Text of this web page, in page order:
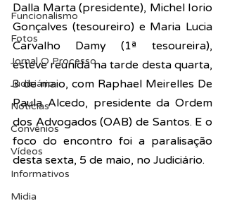
Funcionalismo
Fotos
Jornal O Processo
Judiciário
Notícias
Convênios
Vídeos
Informativos
Midia
Dalla Marta (presidente), Michel Iorio
Gonçalves (tesoureiro) e Maria Lucia
Carvalho Damy (1ª tesoureira),
esteve reunida na tarde desta quarta,
3 de maio, com Raphael Meirelles De
Paula Alcedo, presidente da Ordem
dos Advogados (OAB) de Santos. E o
foco do encontro foi a paralisação
desta sexta, 5 de maio, no Judiciário.